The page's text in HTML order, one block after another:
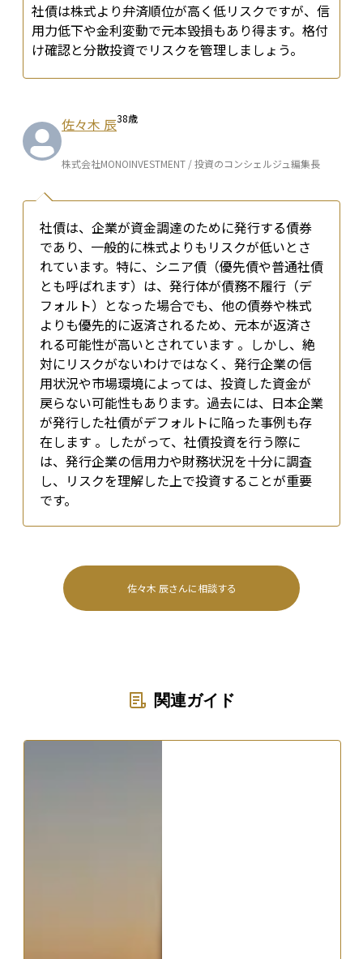
社債は株式より弁済順位が高く低リスクですが、信
用力低下や金利変動で元本毀損もあり得ます。格付
け確認と分散投資でリスクを管理しましょう。
佐々木 辰38歳
株式会社MONOINVESTMENT / 投資のコンシェルジュ編集長
社債は、企業が資金調達のために発行する債券
であり、一般的に株式よりもリスクが低いとさ
れています。特に、シニア債（優先債や普通社債
とも呼ばれます）は、発行体が債務不履行（デ
フォルト）となった場合でも、他の債券や株式
よりも優先的に返済されるため、元本が返済さ
れる可能性が高いとされています 。しかし、絶
対にリスクがないわけではなく、発行企業の信
用状況や市場環境によっては、投資した資金が
戻らない可能性もあります。過去には、日本企業
が発行した社債がデフォルトに陥った事例も存
在します 。したがって、社債投資を行う際に
は、発行企業の信用力や財務状況を十分に調査
し、リスクを理解した上で投資することが重要
です。
佐々木 辰さんに相談する
関連ガイド